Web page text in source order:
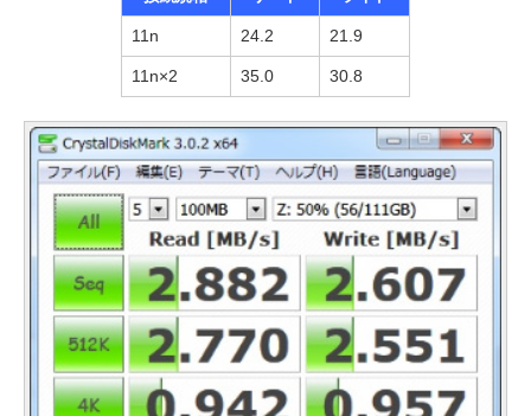
11n 24.2 21.9
11n×2 35.0 30.8